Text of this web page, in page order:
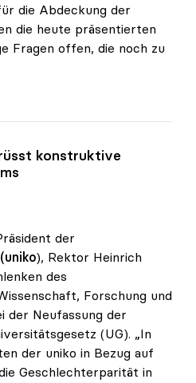
die Abdeckung der
die heute präsentierten
Fragen offen, die noch zu
Steigerung
konstruktive
der
), Rektor Heinrich
des
Forschung und
der Neufassung der
(UG). „In
der uniko in Bezug auf
Geschlechterparität in